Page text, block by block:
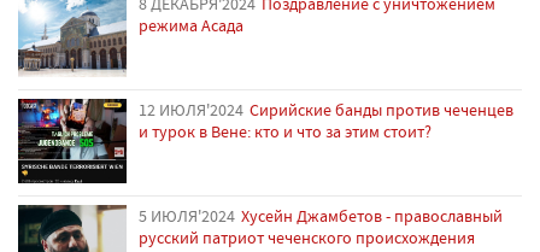
режима Асада
12 ИЮЛЯ'2024 Сирийские банды против чеченцев
и турок в Вене: кто и что за этим стоит?
5 ИЮЛЯ'2024 Хусейн Джамбетов - православный
русский патриот чеченского происхождения